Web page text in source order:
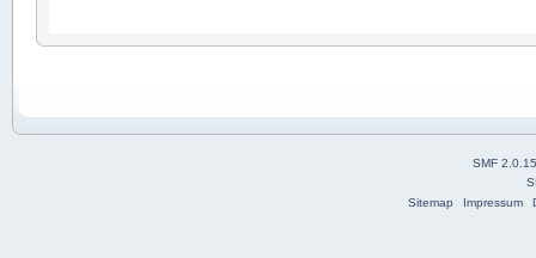
SMF 2.0.15
Sitemap
Impressum